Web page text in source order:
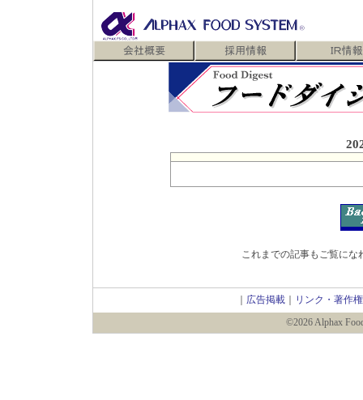
これまでの記事もご覧に
広告掲載
リンク・著作権
©2026 Alphax